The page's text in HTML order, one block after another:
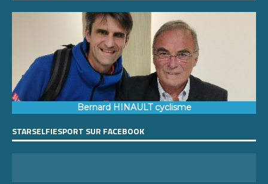
Bernard HINAULT cyclisme
STARSELFIESPORT SUR FACEBOOK